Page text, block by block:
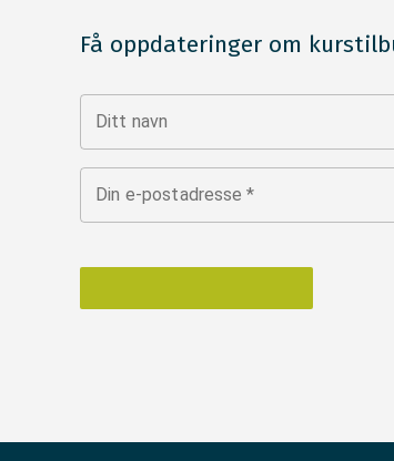
Få oppdateringer om
Ditt navn
Din e-postadresse *